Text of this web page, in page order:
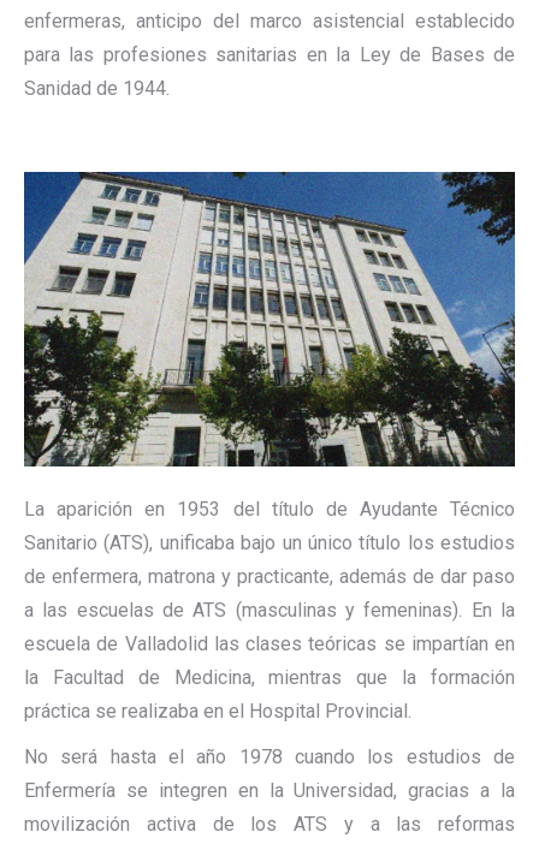
enfermeras, anticipo del marco asistencial establecido
para las profesiones sanitarias en la Ley de Bases de
Sanidad de 1944.
La aparición en 1953 del título de Ayudante Técnico
Sanitario (ATS), unificaba bajo un único título los estudios
de enfermera, matrona y practicante, además de dar paso
a las escuelas de ATS (masculinas y femeninas). En la
escuela de Valladolid las clases teóricas se impartían en
la Facultad de Medicina, mientras que la formación
práctica se realizaba en el Hospital Provincial.
No será hasta el año 1978 cuando los estudios de
Enfermería se integren en la Universidad, gracias a la
movilización activa de los ATS y a las reformas